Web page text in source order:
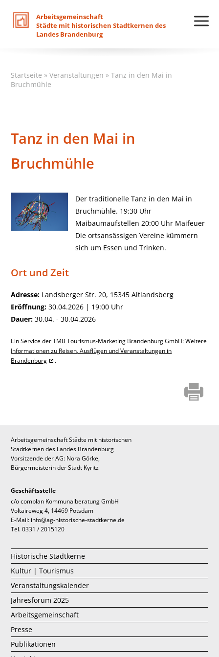
Arbeitsgemeinschaft
Städte mit historischen Stadtkernen des
Landes Brandenburg
Startseite »Veranstaltungen »Tanz in den Mai in
Bruchmühle
Tanz in den Mai in
Bruchmühle
Der traditionelle Tanz in den Mai in
Bruchmühle. 19:30 Uhr
Maibaumaufstellen 20:00 Uhr Maifeuer
Die ortsansässigen Vereine kümmern
sich um Essen und Trinken.
Ort und Zeit
Adresse: Landsberger Str. 20, 15345 Altlandsberg
Eröffnung: 30.04.2026 | 19:00 Uhr
Dauer: 30.04. - 30.04.2026
Ein Service der TMB Tourismus-Marketing Brandenburg GmbH: Weitere
Informationen zu Reisen, Ausflügen und Veranstaltungen in
Brandenburg
.
Arbeitsgemeinschaft Städte mit historischen
Stadtkernen des Landes Brandenburg
Vorsitzende der AG: Nora Görke,
Bürgermeisterin der Stadt Kyritz
Geschäftsstelle
c/o complan Kommunalberatung GmbH
Voltaireweg 4, 14469 Potsdam
E-Mail: info@ag-historische-stadtkerne.de
Tel. 0331 / 2015120
Historische Stadtkerne
Kultur | Tourismus
Veranstaltungskalender
Jahresforum 2025
Arbeitsgemeinschaft
Presse
Publikationen